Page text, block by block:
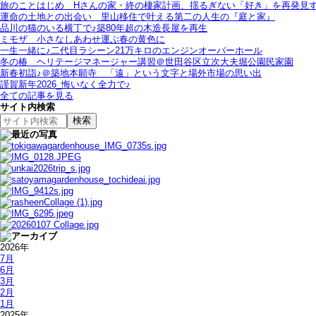
旅のことはじめ＿Hさんの家・終の棲家計画、揺るぎない「好き」を再発見
運命の土地との出会い＿里山移住で叶える第二の人生の『庭と家』
品川の猫のいる横丁で♪築80年超の木造長屋を再生
ミモザ＿小さなしあわせ運ぶ春の黄色に
一生一緒に♪二代目ラシーン21万キロのエンジンオーバーホール
冬の椿＿ヘリテージマネージャー講習＠世田谷区立次大夫堀公園民家園
新春初詣♪＠築地本願寺＿「遠」という文字と場外市場の思い出
謹賀新年2026_悔いなく全力で♪
全ての記事を見る
サイト内検索
2026年
7月
6月
3月
2月
1月